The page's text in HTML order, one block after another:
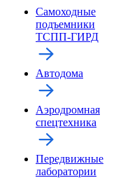
Самоходные
подъемники
ТСПП-ГИРД
Автодома
Аэродромная
спецтехника
Передвижные
лаборатории